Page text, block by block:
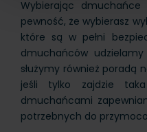
Wybierając
pewność, że wybierasz
które są w pełni
dmuchańców
służymy również poradą
jeśli tylko zajdzie
dmuchańcami
potrzebnych do